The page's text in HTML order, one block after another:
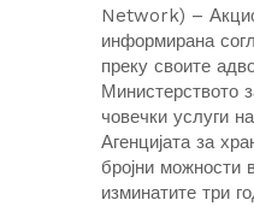
Network) –
информирана
преку своите
Министерството
човечки услуги
Агенцијата за
бројни можности
изминатите три